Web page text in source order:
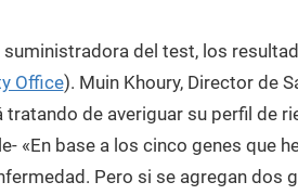
del test, los
Office). Muin Khoury, Director de
tratando de averiguar su perfil de
«En base a los cinco genes que
Pero si se agregan dos